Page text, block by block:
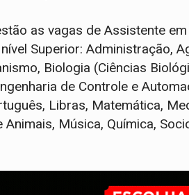
as vagas de Assistente
Superior: Administração,
Biologia (Ciências
de Controle e
Libras, Matemática,
Música, Química,